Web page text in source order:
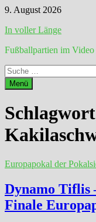
Zum
springen
9. August 2026
In voller Länge
Fußballpartien im Video
Suche
nach:
Menü
Europapokal der
Dynamo Tiflis
Finale